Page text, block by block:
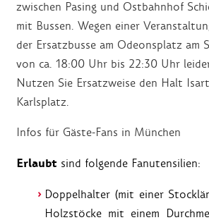
zwischen Pasing und Ostbahnhof
mit Bussen. Wegen einer
der Ersatzbusse am Odeonsplatz am
von ca. 18:00 Uhr bis 22:30 Uhr
Nutzen Sie Ersatzweise den Halt
Karlsplatz.
Infos für Gäste-Fans in München
Erlaubt sind folgende Fanutensilien:
Doppelhalter (mit einer
Holzstöcke mit einem